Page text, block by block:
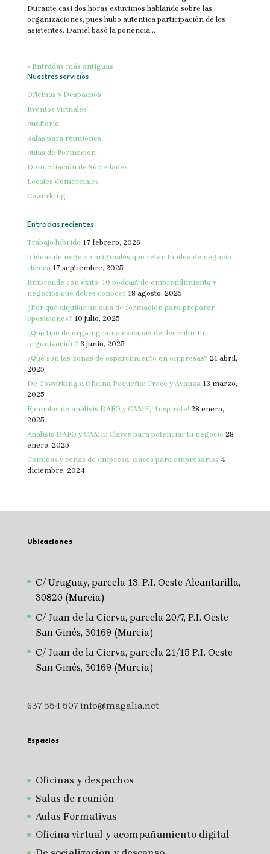
Durante casi dos horas estuvimos hablando sobre las
organizaciones, pues hubo autentica participación de los
asistentes. Daniel basó la ponencia...
« Entradas más antiguas
Nuestros servicios
Oficinas y Despachos
Eventos virtuales
Auditorio
Salas para reuniones
Aulas de Formación
Domiciliación de Sociedades
Locales Comerciales
Coworking
Entradas recientes
Trabajo híbrido 17 febrero, 2026
5 ideas de negocio originales que retan tu idea de negocio
clásica 17 septiembre, 2025
Emprende con éxito: 10 podcast de emprendimiento y
negocios que debes conocer 18 agosto, 2025
¿Por qué alquilar un aula de formación para preparar
oposiciones? 10 julio, 2025
¿Qué tipo de organigrama es capaz de describir tu
organización? 6 junio, 2025
¿Qué son las zonas de esparcimiento en empresas? 21 abril,
2025
De Coworking a Oficina Pequeña: Crece y Avanza 13 marzo,
2025
Ejemplos de análisis DAFO y CAME, ¡Inspírate! 28 enero,
2025
Análisis DAFO y CAME: Claves para potenciar tu negocio 28
enero, 2025
Comidas y cenas de empresa: claves para empresarios 4
diciembre, 2024
Ubicaciones
C/ Uruguay, parcela 13, P.I. Oeste Alcantarilla,
30820 (Murcia)
C/ Juan de la Cierva, parcela 20/7, P.I. Oeste
San Ginés, 30169 (Murcia)
C/ Juan de la Cierva, parcela 21/15 P.I. Oeste
San Ginés, 30169 (Murcia)
637 554 507 info@magalia.net
Espacios
Oficinas y despachos
Salas de reunión
Aulas Formativas
Oficina virtual y acompañamiento digital